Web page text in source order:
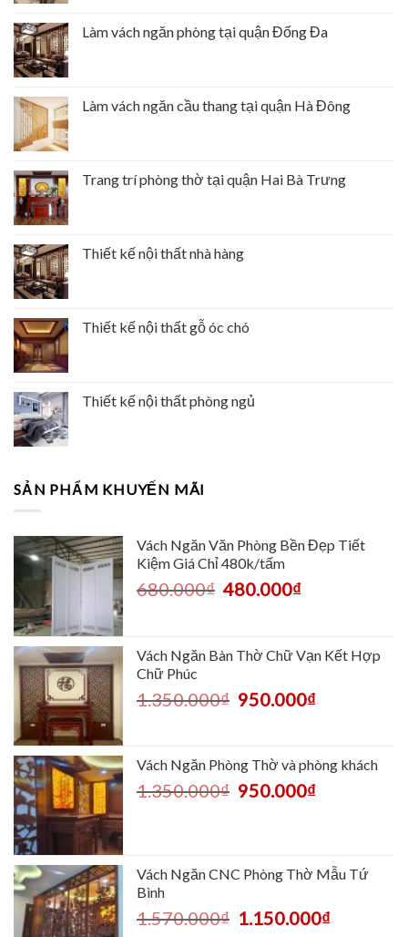
Làm vách ngăn phòng tại quận Đống Đa
Làm vách ngăn cầu thang tại quận Hà Đông
Trang trí phòng thờ tại quận Hai Bà Trưng
Thiết kế nội thất nhà hàng
Thiết kế nội thất gỗ óc chó
Thiết kế nội thất phòng ngủ
SẢN PHẨM KHUYẾN MÃI
Vách Ngăn Văn Phòng Bền Đẹp Tiết
Kiệm Giá Chỉ 480k/tấm
680.000₫ 480.000₫
Vách Ngăn Bàn Thờ Chữ Vạn Kết Hợp
Chữ Phúc
1.350.000₫ 950.000₫
Vách Ngăn Phòng Thờ và phòng khách
1.350.000₫ 950.000₫
Vách Ngăn CNC Phòng Thờ Mẫu Tứ
Bình
1.570.000₫ 1.150.000₫